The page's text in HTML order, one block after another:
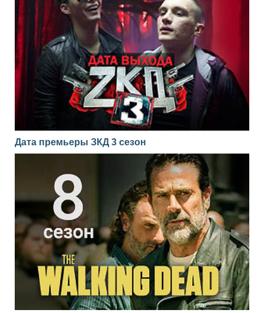
Дата премьеры ЗКД 3 сезон